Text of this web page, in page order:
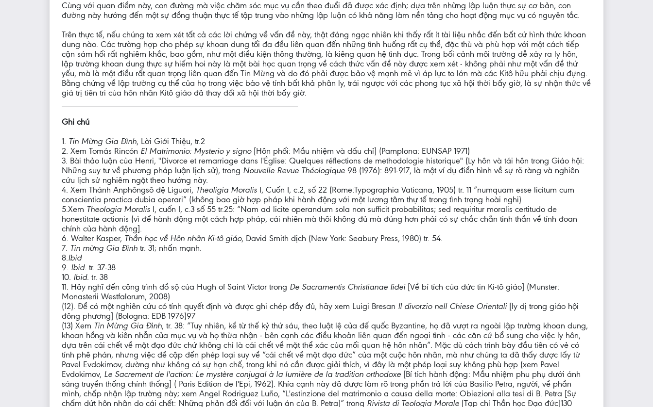
Cùng với quan điểm này, con đường mà việc chăm sóc mục vụ cần theo đuổi đã được xác định; dựa trên những lập luận thực sự cơ bản, con
đường này hướng đến một sự đồng thuận thực tế tập trung vào những lập luận có khả năng làm nền tảng cho hoạt động mục vụ có nguyên tắc.
Trên thực tế, nếu chúng ta xem xét tất cả các lời chứng về vấn đề này, thật đáng ngạc nhiên khi thấy rất ít tài liệu nhắc đến bất cứ hình thức khoan
dung nào. Các trường hợp cho phép sự khoan dung tối đa đều liên quan đến những tình huống rất cụ thể, đặc thù và phù hợp với một cách tiếp
cận sám hối rất nghiêm khắc, bao gồm, như một điều kiện thông thường, là kiêng quan hệ tình dục. Trong bối cảnh môi trường dễ xảy ra ly hôn,
lập trường khoan dung thực sự hiếm hoi này là một bài học quan trọng về cách thức vấn đề này được xem xét - không phải như một vấn đề thứ
yếu, mà là một điều rất quan trọng liên quan đến Tin Mừng và do đó phải được bảo vệ mạnh mẽ vì áp lực to lớn mà các Kitô hữu phải chịu đựng.
Bằng chứng về lập trường cụ thể của họ trong việc bảo vệ tính bất khả phân ly, trái ngược với các phong tục xã hội thời bấy giờ, là sự nhận thức về
giá trị tiên tri của hôn nhân Kitô giáo đã thay đổi xã hội thời bấy giờ.
Ghi chú
1. Tin Mừng Gia Đình, Lời Giới Thiệu, tr.2
2. Xem Tomás Rincón El Matrimonio: Mysterio y signo [Hôn phối: Mầu nhiệm và dấu chỉ] (Pamplona: EUNSAP 1971)
3. Bài thảo luận của Henri, "Divorce et remarriage dans l'Église: Quelques réflections de methodologie historique" (Ly hôn và tái hôn trong Giáo hội:
Những suy tư về phương pháp luận lịch sử), trong Nouvelle Revue Théologique 98 (1976): 891-917, là một ví dụ điển hình về sự rõ ràng và nghiên
cứu lịch sử nghiêm ngặt theo hướng này.
4. Xem Thánh Anphôngsô đệ Liguori, Theoligia Moralis I, Cuốn I, c.2, số 22 (Rome:Typographia Vaticana, 1905) tr. 11 “numquam esse licitum cum
conscientia practica dubia operari” (không bao giờ hợp pháp khi hành động với một lương tâm thự tế trong tình trạng hoài nghi)
5.Xem Theologia Moralis I, cuốn I, c.3 số 55 tr.25: “Nam ad licite operandum sola non sufficit probabilitas; sed requiritur moralis certitudo de
honestitate actionis (vì để hành động một cách hợp pháp, cái nhiên mà thôi không đủ mà đúng hơn phải có sự chắc chắn tinh thần về tính đoan
chính của hành động].
6. Walter Kasper, Thần học về Hôn nhân Ki-tô giáo, David Smith dịch (New York: Seabury Press, 1980) tr. 54.
7. Tin mừng Gia Đình tr. 31; nhấn mạnh.
8.Ibid
9. Ibid. tr. 37-38
10. Ibid. tr. 38
11. Hãy nghĩ đến công trình đồ sộ của Hugh of Saint Victor trong De Sacramentis Christianae fidei [Về bí tích của đức tin Ki-tô giáo] (Munster:
Monasterii Westfalorum, 2008)
(12). Để có một nghiên cứu có tính quyết định và được ghi chép đầy đủ, hãy xem Luigi Bresan Il divorzio nell Chiese Orientali [ly dị trong giáo hội
đông phương] (Bologna: EDB 1976)97
(13) Xem Tin Mừng Gia Đình, tr. 38: “Tuy nhiên, kể từ thế kỷ thứ sáu, theo luật lệ của đế quốc Byzantine, họ đã vượt ra ngoài lập trường khoan dung,
khoan hồng và kiên nhẫn của mục vụ và họ thừa nhận - bên cạnh các điều khoản liên quan đến ngoại tình - các căn cứ bổ sung cho việc ly hôn,
dựa trên cái chết về mặt đạo đức chứ không chỉ là cái chết về mặt thể xác của mối quan hệ hôn nhân”. Mặc dù cách trình bày đầu tiên có vẻ có
tính phê phán, nhưng việc đề cập đến phép loại suy về “cái chết về mặt đạo đức” của một cuộc hôn nhân, mà như chúng ta đã thấy được lấy từ
Pavel Evdokimov, dường như không có sự hạn chế, trong khi nó cần được giải thích, vì đây là một phép loại suy không phù hợp (xem Pavel
Evdokimov, Le Sacrement de l'action: Le mystère conjugal à la lumière de la tradition orthodoxe [Bí tích hành động: Mầu nhiệm phu phụ dưới ánh
sáng truyền thống chính thống] ( Paris Edition de l'Epi, 1962). Khía cạnh này đã được làm rõ trong phần trả lời của Basilio Petra, người, về phần
mình, chấp nhận lập trường này; xem Angel Rodriguez Luño, “L'estinzione del matrimonio a causa della morte: Obiezioni alla tesi di B. Petra [Sự
chấm dứt hôn nhân do cái chết: Những phản đối đối với luận án của B. Petra]” trong Rivista di Teologia Morale [Tạp chí Thần học Đạo đức]130